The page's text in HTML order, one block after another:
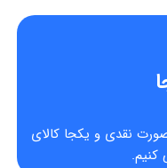
نقدی و یکجا کالای
کنیم.